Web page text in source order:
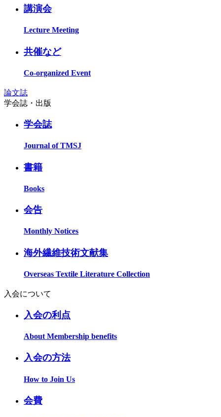
講演会
Lecture Meeting
共催など
Co-organized Event
論文誌
学会誌・出版
学会誌
Journal of TMSJ
書籍
Books
会告
Monthly Notices
海外繊維技術文献集
Overseas Textile Literature Collection
入会について
入会の利点
About Membership benefits
入会の方法
How to Join Us
会費